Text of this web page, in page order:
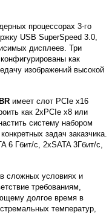
процессорах 3-го
USB SuperSpeed ​​3.0,
дисплеев. Три
как
изображений высокой
имеет слот PCIe x16
как 2xPCIe x8 или
систему набором
задач заказчика.
6 Гбит/с, 2xSATA 3Гбит/с,
сложных условиях и
требованиям,
долгое время в
температур,